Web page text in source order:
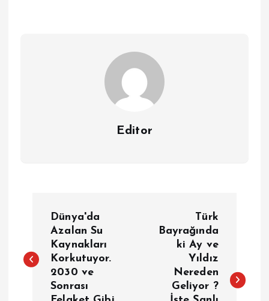
Editor
z
Dünya'da
Azalan Su
Kaynakları
Korkutuyor.
2030 ve
Sonrası
Türk
Bayrağında
ki Ay ve
Yıldız
Nereden
Geliyor ?